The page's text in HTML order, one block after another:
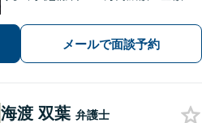
ルも◎【スムーズな対応】お話をじっ
くりお聞きします【LINE・メール24時
間受付中】
メールで面談予約
海渡 双葉 弁護士